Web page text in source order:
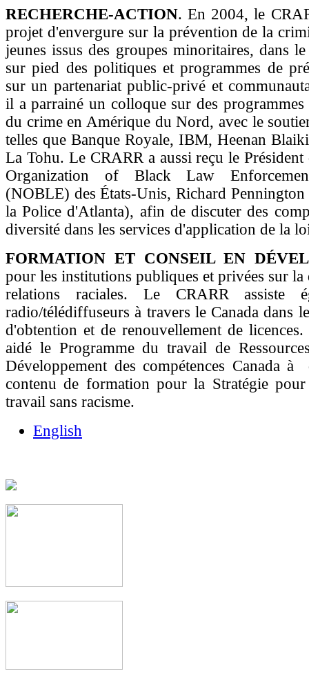
RECHERCHE-ACTION. En 2004, le
projet d'envergure sur la prévention de la
jeunes issus des groupes minoritaires, dans
sur pied des politiques et programmes de
sur un partenariat public-privé et
il a parrainé un colloque sur des
du crime en Amérique du Nord, avec le
telles que Banque Royale, IBM, Heenan
La Tohu. Le CRARR a aussi reçu le
Organization of Black Law
(NOBLE) des États-Unis, Richard Pennington
la Police d'Atlanta), afin de discuter des
diversité dans les services d'application de la
FORMATION ET CONSEIL EN
pour les institutions publiques et privées sur la
relations raciales. Le CRARR assiste
radio/télédiffuseurs à travers le Canada dans
d'obtention et de renouvellement de
aidé le Programme du travail de
Développement des compétences Canada à
contenu de formation pour la Stratégie
travail sans racisme.
English